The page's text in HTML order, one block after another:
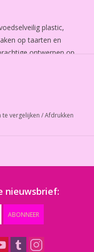
plastic,
op taarten en
ontwerpen op
spray of airbrush.
vergelijken /Afdrukken
nieuwsbrief:
ABONNEER